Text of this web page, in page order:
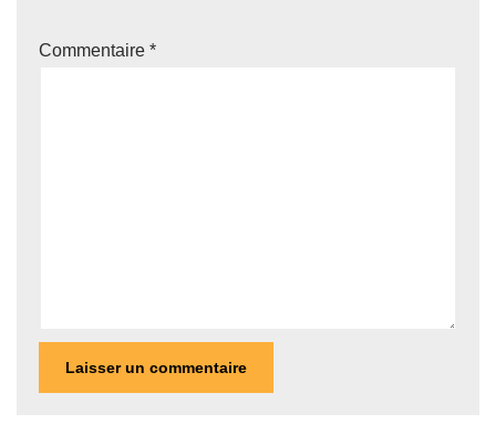
Commentaire *